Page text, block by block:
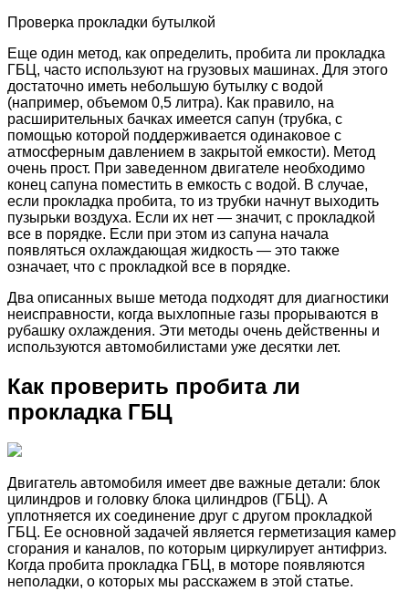
Проверка прокладки бутылкой
Еще один метод, как определить, пробита ли прокладка
ГБЦ, часто используют на грузовых машинах. Для этого
достаточно иметь небольшую бутылку с водой
(например, объемом 0,5 литра). Как правило, на
расширительных бачках имеется сапун (трубка, с
помощью которой поддерживается одинаковое с
атмосферным давлением в закрытой емкости). Метод
очень прост. При заведенном двигателе необходимо
конец сапуна поместить в емкость с водой. В случае,
если прокладка пробита, то из трубки начнут выходить
пузырьки воздуха. Если их нет — значит, с прокладкой
все в порядке. Если при этом из сапуна начала
появляться охлаждающая жидкость — это также
означает, что с прокладкой все в порядке.
Два описанных выше метода подходят для диагностики
неисправности, когда выхлопные газы прорываются в
рубашку охлаждения. Эти методы очень действенны и
используются автомобилистами уже десятки лет.
Как проверить пробита ли
прокладка ГБЦ
Двигатель автомобиля имеет две важные детали: блок
цилиндров и головку блока цилиндров (ГБЦ). А
уплотняется их соединение друг с другом прокладкой
ГБЦ. Ее основной задачей является герметизация камер
сгорания и каналов, по которым циркулирует антифриз.
Когда пробита прокладка ГБЦ, в моторе появляются
неполадки, о которых мы расскажем в этой статье.